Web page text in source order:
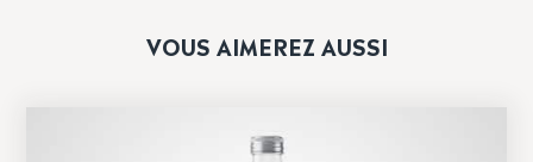
VOUS AIMEREZ AUSSI